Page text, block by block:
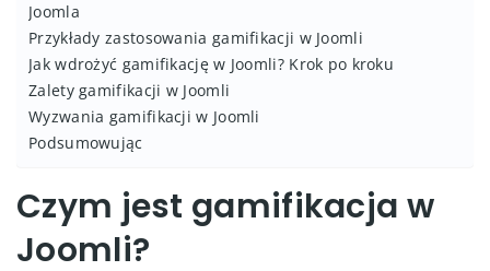
Joomla
Przykłady zastosowania gamifikacji w Joomli
Jak wdrożyć gamifikację w Joomli? Krok po kroku
Zalety gamifikacji w Joomli
Wyzwania gamifikacji w Joomli
Podsumowując
Czym jest gamifikacja w
Joomli?